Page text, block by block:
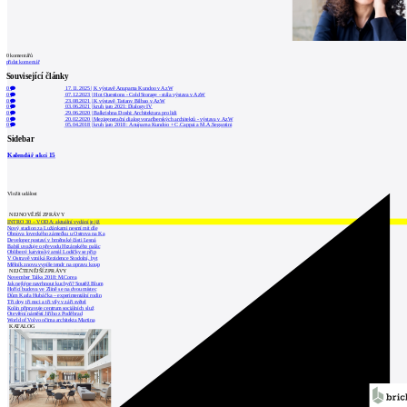
0komentářů
přidat komentář
Související články
0 17.11.2025| K výstavě Anupama Kundoo v AzW
0
07.12.2023 |Hot Questions - Cold Storage - stála výstava v AzW
0
23.08.2021 |K výstavě Tatiany Bilbao v AzW
0
03.06.2021 |kruh jaro 2021: Dialogy IV
0
29.06.2020 |Balkrishna Doshi: Architektura pro lidi
0 20.02.2020 |Mezigenerační dialog vorarlberských architektů - výstava v AzW
0 05.04.2018 |kruh jaro 2018 : Anupama Kundoo + C.Cappai a M.A.Segantini
Sidebar
Kalendář akcí 15
Vložit událost
NEJNOVĚJŠÍ ZPRÁVY
INTRO 30 – VODA: aktuální vydání je již
Nový stadion za Lužánkami nesmí mít dle
Obnova loveckého zámečku u Ostrova na Ka
Developer postaví v brněnské části Lesná
Babiš uvažuje o převodu Hrzánského palác
Oblíbený karvinský areál Lodičky se přip
V Ostravě vzniká Rezidence Stodolní, byt
Mělník znovu vypíše tendr na opravu koup
NEJČTENĚJŠÍ ZPRÁVY
November Talks 2018: M.Corea
Jak nejlépe navrhnout kuchyň? Soutěž Blum
Hořící budova ve Zlíně se na dvou místec
Dům Karla Hubáčka – experimentální rodin
Tři dny, tři noci a tři vily v záři světel
Kolín připravuje centrum sociálních služ
Otevření náměstí Jiřího z Poděbrad
World of Volvo očima architekta Martina
KATALOG